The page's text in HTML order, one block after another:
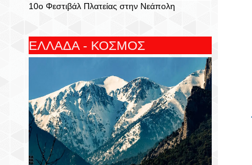
10ο Φεστιβάλ Πλατείας στην Νεάπολη
ΕΛΛΑΔΑ - ΚΟΣΜΟΣ